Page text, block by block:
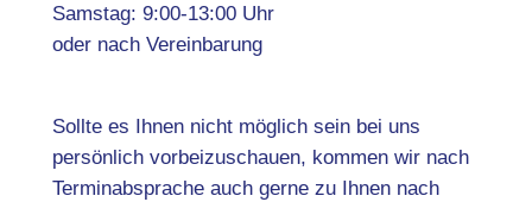
Samstag: 9:00-13:00 Uhr
oder nach Vereinbarung
Sollte es Ihnen nicht möglich sein bei uns
persönlich vorbeizuschauen, kommen wir nach
Terminabsprache auch gerne zu Ihnen nach